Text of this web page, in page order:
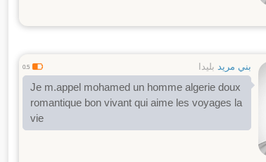
بني مريد بليدا 0.5
Je m.appel mohamed un homme algerie doux
romantique bon vivant qui aime les voyages la
vie